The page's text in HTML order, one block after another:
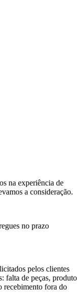
na experiência de
a consideração.
no prazo
pelos clientes
falta de peças, produto
recebimento fora do